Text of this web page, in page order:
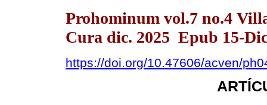
Prohominum vol.7 no.4
Cura dic. 2025 Epub 15-
https://doi.org/10.47606/acven/